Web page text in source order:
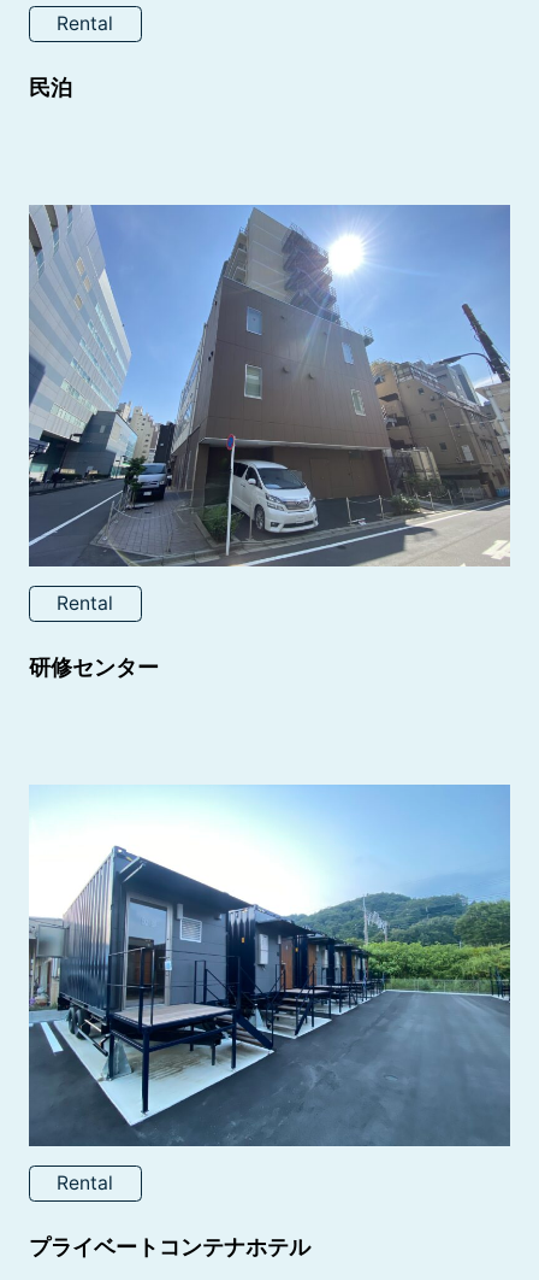
Rental
民泊
Rental
研修センター
Rental
プライベートコンテナホテル